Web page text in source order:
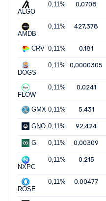
ALGO
0,11% 0,0708
AMDB
0,11% 427,378
CRV 0,11% 0,181
DOGS
0,11% 0,0000305
FLOW
0,11% 0,0241
GMX 0,11% 5,431
GNO 0,11% 92,424
G 0,11% 0,00309
NXPC
0,11% 0,215
ROSE
0,11% 0,00477